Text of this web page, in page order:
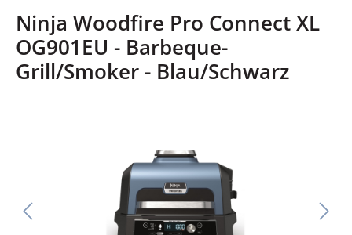
Ninja Woodfire Pro Connect XL
OG901EU - Barbeque-
Grill/Smoker - Blau/Schwarz